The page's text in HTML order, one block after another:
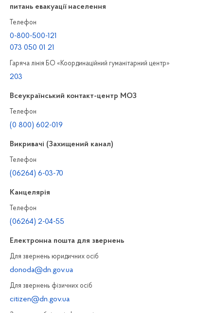
питань евакуації населення
Телефон
0-800-500-121
073 050 01 21
Гаряча лінія БО «Координаційний гуманітарний центр»
203
Всеукраїнський контакт-центр МОЗ
Телефон
(0 800) 602-019
Викривачі (Захищений канал)
Телефон
(06264) 6-03-70
Канцелярiя
Телефон
(06264) 2-04-55
Електронна пошта для звернень
Для звернень юридичних осiб
donoda@dn.gov.ua
Для звернень фізичних осiб
citizen@dn.gov.ua